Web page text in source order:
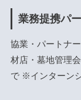
業務提携パ
協業・パートナ
材店・墓地管理
で ※インターン